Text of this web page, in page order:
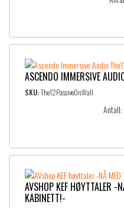
ASCENDO IMMERSIVE
SKU:The12PassiveOnWall
Antall:
AVSHOP KEF HØYTTALER
KABINETT!-